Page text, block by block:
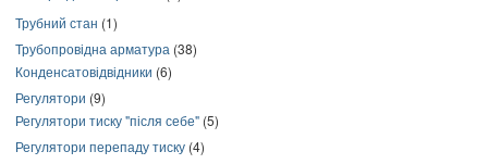
Трубний стан (1)
Трубопровідна арматура (38)
Конденсатовідвідники (6)
Регулятори (9)
Регулятори тиску "після себе" (5)
Регулятори перепаду тиску (4)